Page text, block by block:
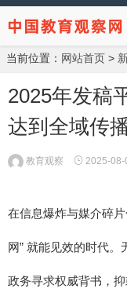
当前位置： 网站首页 >
2025年发稿
达到全域传
教育观察 2025-08-
在信息爆炸与媒介碎
网” 就能见效的时代。
政务寻求权威背书，